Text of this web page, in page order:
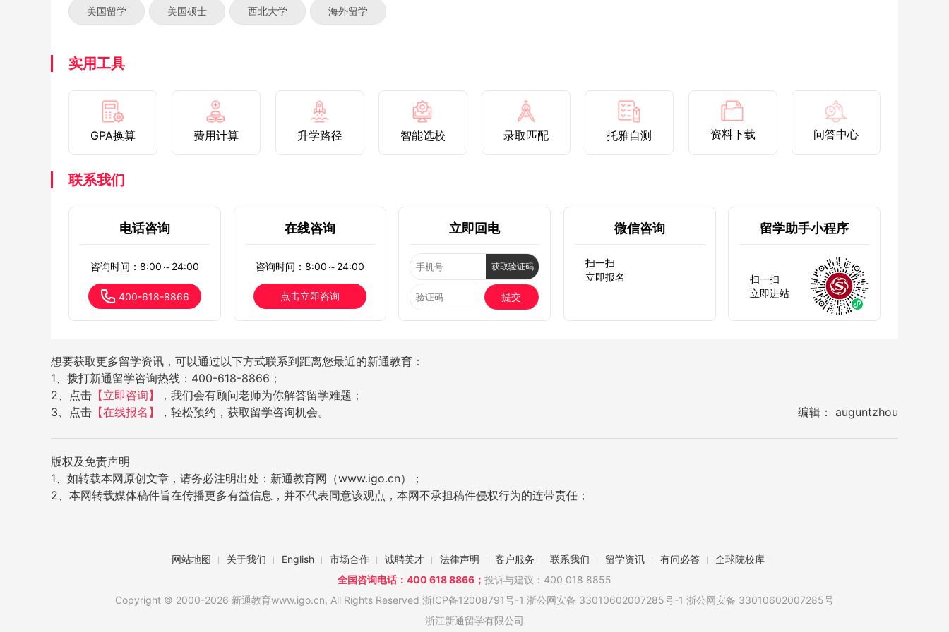
美国留学 美国硕士 西北大学 海外留学
实用工具
GPA换算 费用计算 升学路径 智能选校 录取匹配 托雅自测 资料下载 问答中心
联系我们
电话咨询
咨询时间：8:00～24:00
400-618-8866
在线咨询
咨询时间：8:00～24:00
点击立即咨询
立即回电
获取验证码
提交
微信咨询
扫一扫
立即报名
留学助手小程序
扫一扫
立即进站
想要获取更多留学资讯，可以通过以下方式联系到距离您最近的新通教育：
1、拨打新通留学咨询热线：400-618-8866；
2、点击 【立即咨询】
，我们会有顾问老师为你解答留学难题；
3、点击 【在线报名】 ，轻松预约，获取留学咨询机会。 编辑： auguntzhou
版权及免责声明
1、如转载本网原创文章，请务必注明出处：新通教育网（www.igo.cn）；
2、本网转载媒体稿件旨在传播更多有益信息，并不代表同意该观点，本网不承担稿件侵权行为的连带责任；
网站地图 关于我们 English 市场合作 诚聘英才 法律声明 客户服务 联系我们 留学资讯 有问必答
全球院校库
全国咨询电话：400 618 8866； 投诉与建议：400 018 8855
Copyright © 2000-2026 新通教育www.igo.cn, All Rights Reserved 浙ICP备12008791号-1 浙公网安备 33010602007285号-1 浙公网安备 33010602007285号
浙江新通留学有限公司